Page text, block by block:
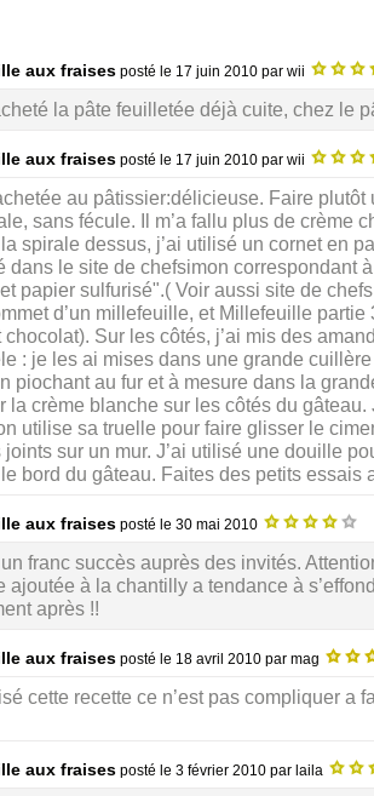
aux fraises posté le 17 juin 2010 par wii
la pâte feuilletée déjà cuite, chez le
aux fraises posté le 17 juin 2010 par wii
au pâtissier:délicieuse. Faire plutôt
sans fécule. Il m’a fallu plus de crème
spirale dessus, j’ai utilisé un cornet en
dans le site de chefsimon correspondant
papier sulfurisé".( Voir aussi site de
d’un millefeuille, et Millefeuille partie
Sur les côtés, j’ai mis des
: je les ai mises dans une grande
piochant au fur et à mesure dans la
la crème blanche sur les côtés du gâteau.
utilise sa truelle pour faire glisser le
sur un mur. J’ai utilisé une douille
bord du gâteau. Faites des petits essais
aux fraises posté le 30 mai 2010
franc succès auprès des invités.
ajoutée à la chantilly a tendance à
après !!
aux fraises posté le 18 avril 2010 par mag
cette recette ce n’est pas compliquer a
aux fraises posté le 3 février 2010 par laila